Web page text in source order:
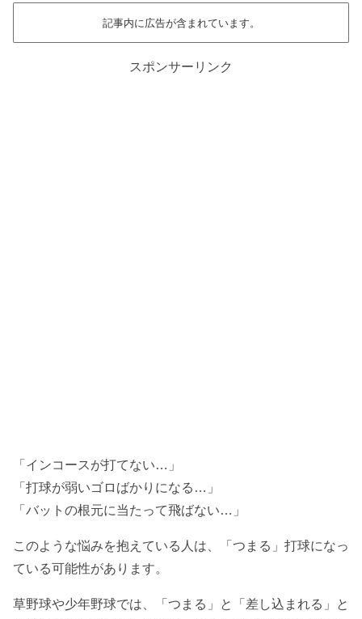
記事内に広告が含まれています。
スポンサーリンク
「インコースが打てない…」
「打球が弱いゴロばかりになる…」
「バットの根元に当たって飛ばない…」
このような悩みを抱えている人は、「つまる」打球になっ
ている可能性があります。
草野球や少年野球では、「つまる」と「差し込まれる」と